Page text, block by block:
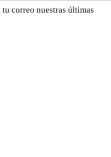
correo nuestras últimas